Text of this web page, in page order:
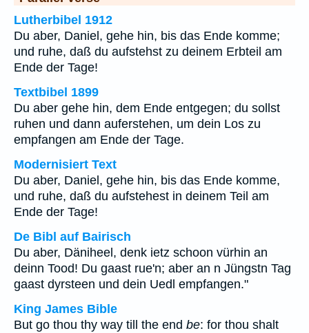
Lutherbibel 1912
Du aber, Daniel, gehe hin, bis das Ende komme;
und ruhe, daß du aufstehst zu deinem Erbteil am
Ende der Tage!
Textbibel 1899
Du aber gehe hin, dem Ende entgegen; du sollst
ruhen und dann auferstehen, um dein Los zu
empfangen am Ende der Tage.
Modernisiert Text
Du aber, Daniel, gehe hin, bis das Ende komme,
und ruhe, daß du aufstehest in deinem Teil am
Ende der Tage!
De Bibl auf Bairisch
Du aber, Däniheel, denk ietz schoon vürhin an
deinn Tood! Du gaast rue'n; aber an n Jüngstn Tag
gaast dyrsteen und dein Uedl empfangen."
King James Bible
But go thou thy way till the end be: for thou shalt